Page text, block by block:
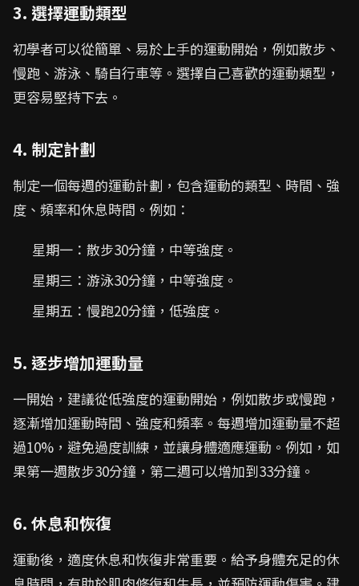
3. 選擇運動類型
初學者可以從簡單、易於上手的運動開始，例如散步、
慢跑、游泳、騎自行車等。選擇自己喜歡的運動類型，
更容易堅持下去。
4. 制定計劃
制定一個每週的運動計劃，包含運動的類型、時間、強
度、頻率和休息時間。例如：
星期一：散步30分鐘，中等強度。
星期三：游泳30分鐘，中等強度。
星期五：慢跑20分鐘，低強度。
5. 逐步增加運動量
一開始，建議從低強度的運動開始，例如散步或慢跑，
逐漸增加運動時間、強度和頻率。每週增加運動量不超
過10%，避免過度訓練，並讓身體適應運動。例如，如
果第一週散步30分鐘，第二週可以增加到33分鐘。
6. 休息和恢復
運動後，適度休息和恢復非常重要。給予身體充足的休